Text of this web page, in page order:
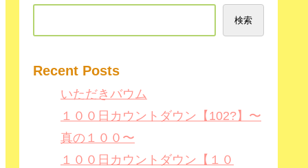
検索
Recent Posts
いただきバウム
１００日カウントダウン【102?】〜
真の１００〜
１００日カウントダウン【１０